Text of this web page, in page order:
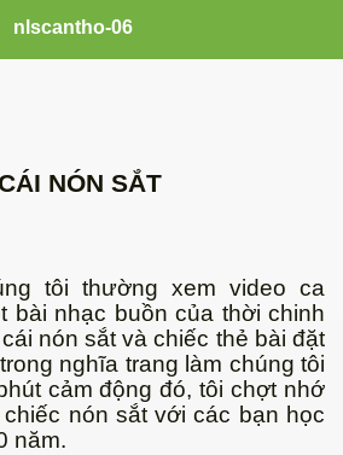
nlscantho-06
NÓN SẮT
tôi thường xem video ca
bài nhạc buồn của thời chinh
nón sắt và chiếc thẻ bài đặt
nghĩa trang làm chúng tôi
cảm động đó, tôi chợt nhớ
nón sắt với các bạn học
năm.